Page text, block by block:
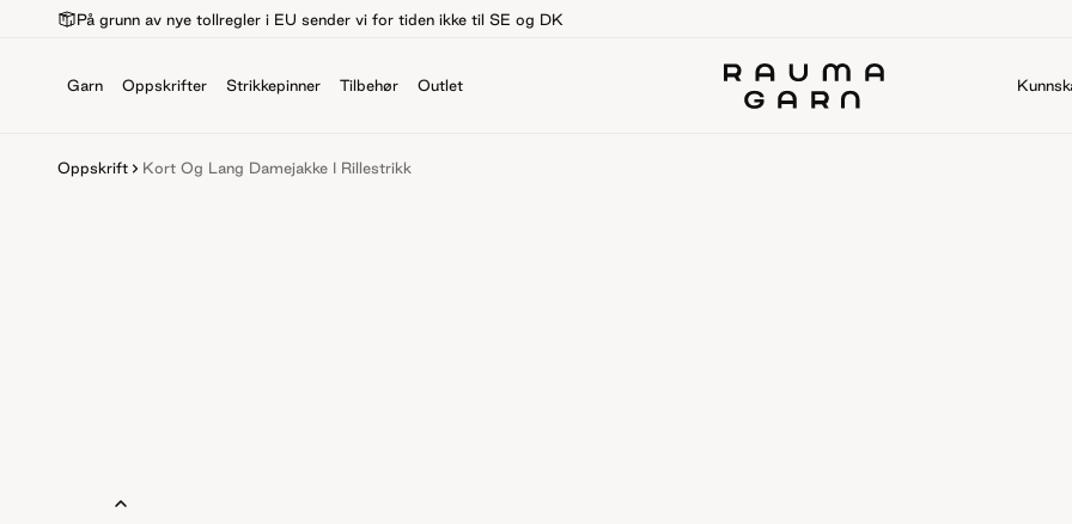
På grunn av nye tollregler i EU sender vi for tiden ikke til SE og DK
Garn Oppskrifter Strikkepinner Tilbehør Outlet
Oppskrift Kort Og Lang Damejakke I Rillestrikk